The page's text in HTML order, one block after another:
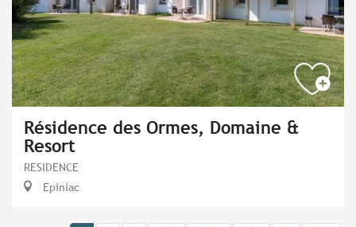
Résidence des Ormes, Domaine &
Resort
RESIDENCE
Epiniac